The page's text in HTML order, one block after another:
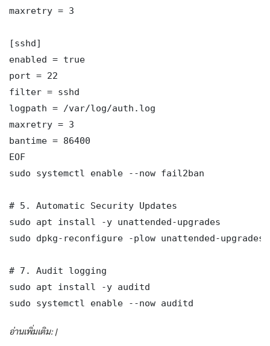
maxretry = 3
[sshd]
enabled = true
port = 22
filter = sshd
logpath = /var/log/auth.log
maxretry = 3
bantime = 86400
EOF
sudo systemctl enable --now fail2ban
# 5. Automatic Security Updates
sudo apt install -y unattended-upgrades
sudo dpkg-reconfigure -plow unattended-upgrades
# 7. Audit logging
sudo apt install -y auditd
sudo systemctl enable --now auditd
อ่านเพิ่มเติม: |